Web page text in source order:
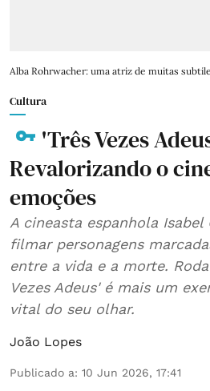
Alba Rohrwacher: uma atriz de muitas
Cultura
'Três Vezes
Revalorizando o
emoções
A cineasta espanhola
filmar personagens
entre a vida e a morte.
Vezes Adeus' é mais um
vital do seu olhar.
João Lopes
Publicado a: 10 Jun 2026, 17:41